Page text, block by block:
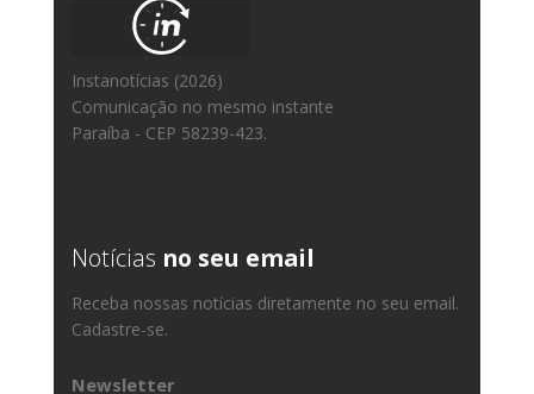
Instanotícias (2026)
Comunicação no mesmo instante
Paraíba - CEP 58239-423.
Notícias no seu email
Receba nossas notícias diretamente no seu email.
Cadastre-se.
Newsletter